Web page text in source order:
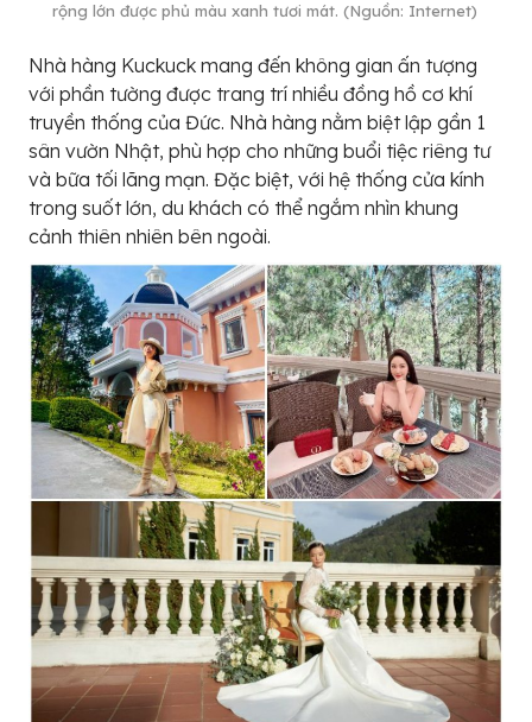
rộng lớn được phủ màu xanh tươi mát. (Nguồn: Internet)
Nhà hàng Kuckuck mang đến không gian ấn tượng
với phần tường được trang trí nhiều đồng hồ cơ khí
truyền thống của Đức. Nhà hàng nằm biệt lập gần 1
sân vườn Nhật, phù hợp cho những buổi tiệc riêng tư
và bữa tối lãng mạn. Đặc biệt, với hệ thống cửa kính
trong suốt lớn, du khách có thể ngắm nhìn khung
cảnh thiên nhiên bên ngoài.